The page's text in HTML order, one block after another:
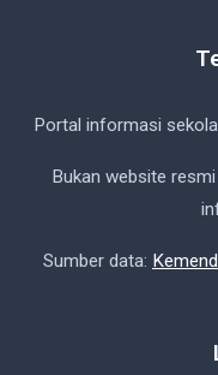
Portal informasi
Bukan website
Sumber data: